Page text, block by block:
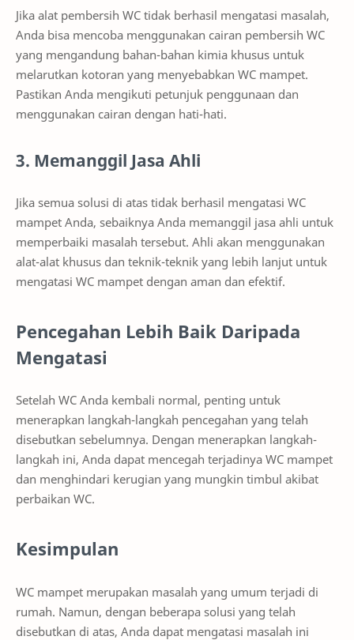
Jika alat pembersih WC tidak berhasil mengatasi masalah,
Anda bisa mencoba menggunakan cairan pembersih WC
yang mengandung bahan-bahan kimia khusus untuk
melarutkan kotoran yang menyebabkan WC mampet.
Pastikan Anda mengikuti petunjuk penggunaan dan
menggunakan cairan dengan hati-hati.
3. Memanggil Jasa Ahli
Jika semua solusi di atas tidak berhasil mengatasi WC
mampet Anda, sebaiknya Anda memanggil jasa ahli untuk
memperbaiki masalah tersebut. Ahli akan menggunakan
alat-alat khusus dan teknik-teknik yang lebih lanjut untuk
mengatasi WC mampet dengan aman dan efektif.
Pencegahan Lebih Baik Daripada
Mengatasi
Setelah WC Anda kembali normal, penting untuk
menerapkan langkah-langkah pencegahan yang telah
disebutkan sebelumnya. Dengan menerapkan langkah-
langkah ini, Anda dapat mencegah terjadinya WC mampet
dan menghindari kerugian yang mungkin timbul akibat
perbaikan WC.
Kesimpulan
WC mampet merupakan masalah yang umum terjadi di
rumah. Namun, dengan beberapa solusi yang telah
disebutkan di atas, Anda dapat mengatasi masalah ini